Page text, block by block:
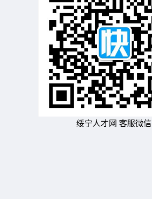
绥宁人才网 客服微信